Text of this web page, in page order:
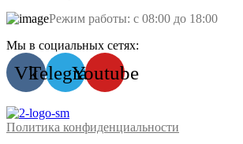
Режим работы: с 08:00 до 18:00
Мы в социальных сетях:
VkTelegramYoutube
Политика конфиденциальности